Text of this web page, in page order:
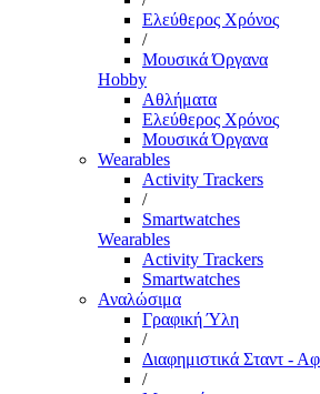
Ελεύθερος Χρόνος
/
Μουσικά Όργανα
Hobby
Αθλήματα
Ελεύθερος Χρόνος
Μουσικά Όργανα
Wearables
Activity Trackers
/
Smartwatches
Wearables
Activity Trackers
Smartwatches
Αναλώσιμα
Γραφική Ύλη
/
Διαφημιστικά Σταντ -
/